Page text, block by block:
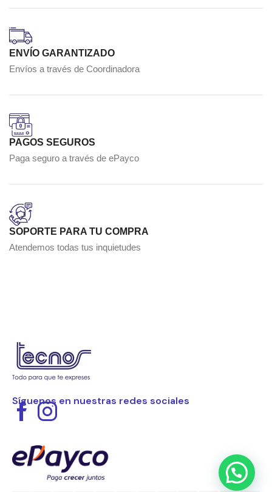
ENVÍO GARANTIZADO
Envíos a través de Coordinadora
PAGOS SEGUROS
Paga seguro a través de ePayco
SOPORTE PARA TU COMPRA
Atendemos todas tus inquietudes
Síguenos en nuestras redes sociales